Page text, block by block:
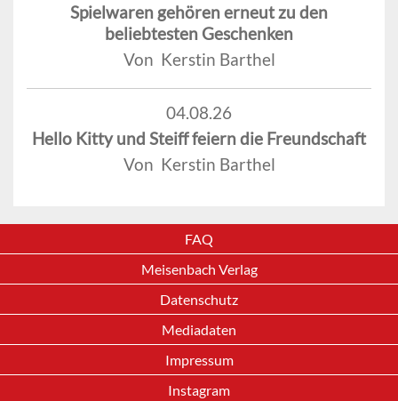
Spielwaren gehören erneut zu den
beliebtesten Geschenken
Von Kerstin Barthel
04.08.26
Hello Kitty und Steiff feiern die Freundschaft
Von Kerstin Barthel
FAQ
Meisenbach Verlag
Datenschutz
Mediadaten
Impressum
Instagram